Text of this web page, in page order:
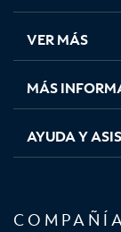
en
pestaña
nueva
en
pestaña
nueva
en
pestaña
nueva
VER MÁS
MÁS
AYUDA Y